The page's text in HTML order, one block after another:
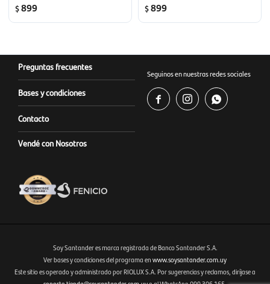
$899 $899
Preguntas frecuentes
Bases y condiciones
Contacto
Vendé con Nosotros
Seguinos en nuestras redes sociales
  
Fenicio eCommerce Uruguay
Soy Santander es marca registrada de Banco Santander S.A.
Ver bases y condiciones del programa en www.soysantander.com.uy
Este sitio es operado y administrado por RIOLUX S.A. Por sugerencias y reclamos, diríjase a